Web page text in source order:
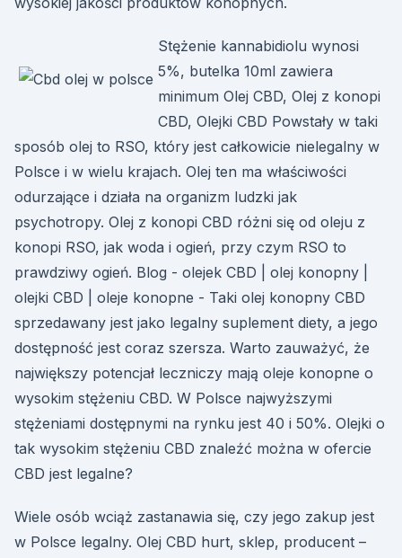
Stężenie kannabidiolu wynosi
5%, butelka 10ml zawiera
minimum Olej CBD, Olej z konopi
CBD, Olejki CBD Powstały w taki
sposób olej to RSO, który jest całkowicie nielegalny w
Polsce i w wielu krajach. Olej ten ma właściwości
odurzające i działa na organizm ludzki jak
psychotropy. Olej z konopi CBD różni się od oleju z
konopi RSO, jak woda i ogień, przy czym RSO to
prawdziwy ogień. Blog - olejek CBD | olej konopny |
olejki CBD | oleje konopne - Taki olej konopny CBD
sprzedawany jest jako legalny suplement diety, a jego
dostępność jest coraz szersza. Warto zauważyć, że
największy potencjał leczniczy mają oleje konopne o
wysokim stężeniu CBD. W Polsce najwyższymi
stężeniami dostępnymi na rynku jest 40 i 50%. Olejki o
tak wysokim stężeniu CBD znaleźć można w ofercie
CBD jest legalne?
Wiele osób wciąż zastanawia się, czy jego zakup jest
w Polsce legalny. Olej CBD hurt, sklep, producent –